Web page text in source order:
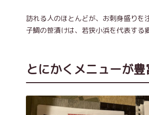
訪れる人のほとんどが、お刺身盛り
子鯛の笹漬けは、若狭小浜を代表する
とにかくメニューが豊